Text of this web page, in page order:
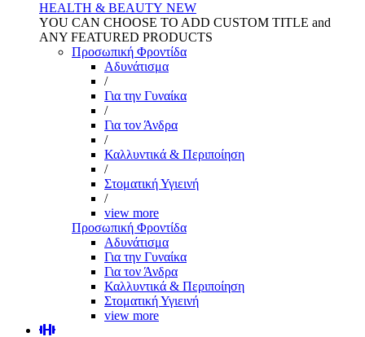
HEALTH & BEAUTY NEW
YOU CAN CHOOSE TO ADD CUSTOM TITLE and
ANY FEATURED PRODUCTS
Προσωπική Φροντίδα
Αδυνάτισμα
/
Για την Γυναίκα
/
Για τον Άνδρα
/
Καλλυντικά & Περιποίηση
/
Στοματική Υγιεινή
/
view more
Προσωπική Φροντίδα
Αδυνάτισμα
Για την Γυναίκα
Για τον Άνδρα
Καλλυντικά & Περιποίηση
Στοματική Υγιεινή
view more